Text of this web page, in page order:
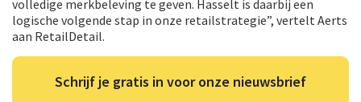
volledige merkbeleving te geven. Hasselt is daarbij een
logische volgende stap in onze retailstrategie”, vertelt Aerts
aan RetailDetail.
Schrijf je gratis in voor onze nieuwsbrief